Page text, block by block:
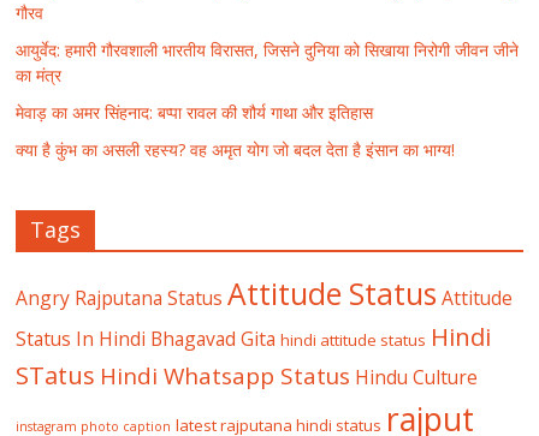
गौरव
आयुर्वेद: हमारी गौरवशाली भारतीय विरासत, जिसने दुनिया को सिखाया निरोगी जीवन जीने
का मंत्र
मेवाड़ का अमर सिंहनाद: बप्पा रावल की शौर्य गाथा और इतिहास
क्या है कुंभ का असली रहस्य? वह अमृत योग जो बदल देता है इंसान का भाग्य!
Tags
Angry Rajputana Status Attitude Status Attitude
Status In Hindi Bhagavad Gita hindi attitude status Hindi
STatus Hindi Whatsapp Status Hindu Culture
instagram photo caption latest rajputana hindi status rajput